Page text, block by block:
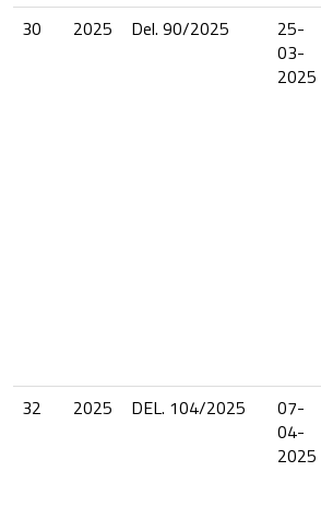
30
2025 Del. 90/2025
25-
03-
2025
32
2025 DEL. 104/2025
07-
04-
2025